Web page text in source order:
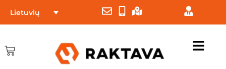
Lietuvių